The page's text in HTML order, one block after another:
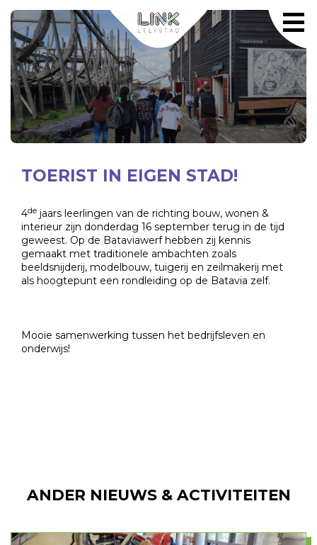
TOERIST IN EIGEN STAD!
4de jaars leerlingen van de richting bouw, wonen &
interieur zijn donderdag 16 september terug in de tijd
geweest. Op de Bataviawerf hebben zij kennis
gemaakt met traditionele ambachten zoals
beeldsnijderij, modelbouw, tuigerij en zeilmakerij met
als hoogtepunt een rondleiding op de Batavia zelf.
Mooie samenwerking tussen het bedrijfsleven en
onderwijs!
ANDER NIEUWS & ACTIVITEITEN